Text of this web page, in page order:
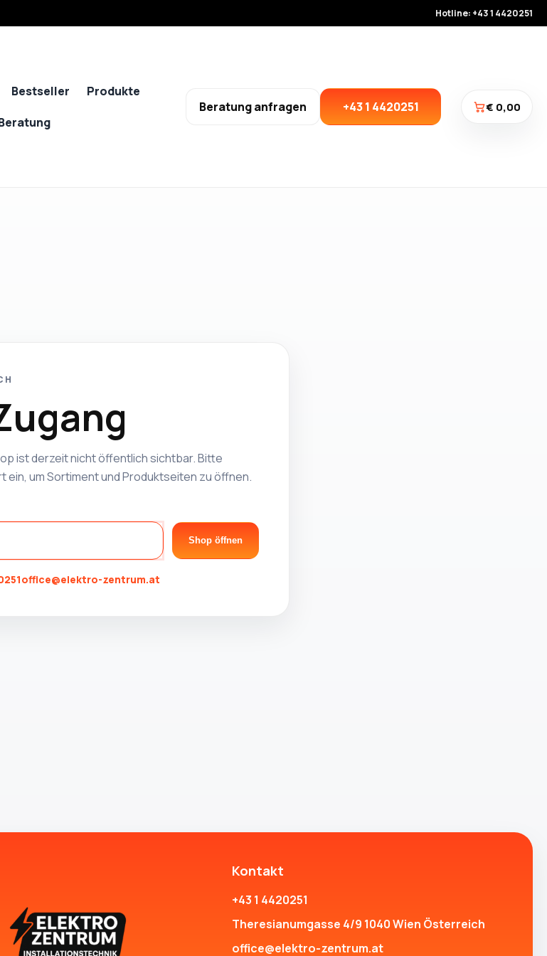
Hotline: +43 1 4420251
€ 0,00
Bestseller
Produkte
Beratung anfragen +43 1 4420251
ist derzeit nicht öffentlich sichtbar. Bitte
ein, um Sortiment und Produktseiten zu öffnen.
Shop öffnen
office@elektro-zentrum.at
Kontakt
+43 1 4420251
Theresianumgasse 4/9 1040 Wien Österreich
office@elektro-zentrum.at